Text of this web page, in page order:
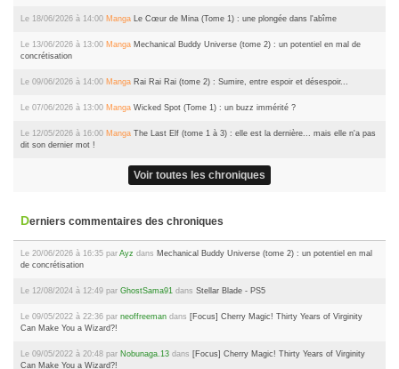
Le 18/06/2026 à 14:00 Manga Le Cœur de Mina (Tome 1) : une plongée dans l'abîme
Le 13/06/2026 à 13:00 Manga Mechanical Buddy Universe (tome 2) : un potentiel en mal de
concrétisation
Le 09/06/2026 à 14:00 Manga Rai Rai Rai (tome 2) : Sumire, entre espoir et désespoir...
Le 07/06/2026 à 13:00 Manga Wicked Spot (Tome 1) : un buzz immérité ?
Le 12/05/2026 à 16:00 Manga The Last Elf (tome 1 à 3) : elle est la dernière... mais elle n'a pas
dit son dernier mot !
Voir toutes les chroniques
Derniers commentaires des chroniques
Le 20/06/2026 à 16:35 par Ayz dans Mechanical Buddy Universe (tome 2) : un potentiel en mal
de concrétisation
Le 12/08/2024 à 12:49 par GhostSama91 dans Stellar Blade - PS5
Le 09/05/2022 à 22:36 par neoffreeman dans [Focus] Cherry Magic! Thirty Years of Virginity
Can Make You a Wizard?!
Le 09/05/2022 à 20:48 par Nobunaga.13 dans [Focus] Cherry Magic! Thirty Years of Virginity
Can Make You a Wizard?!